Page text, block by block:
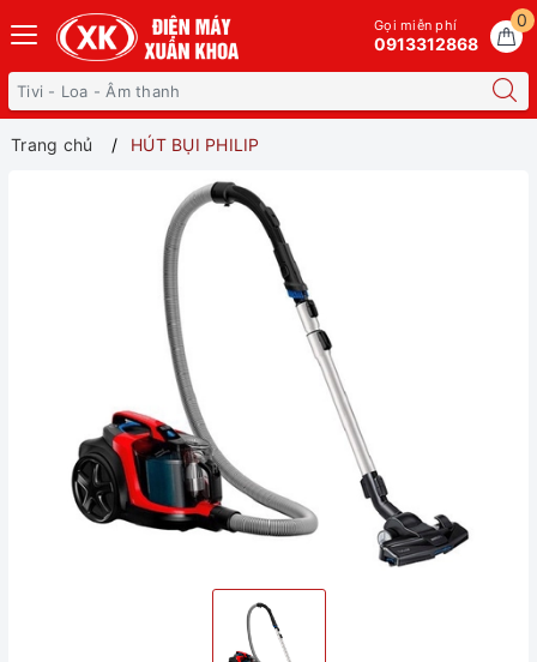
0
Gọi miễn phí
0913312868
Trang chủ HÚT BỤI PHILIP